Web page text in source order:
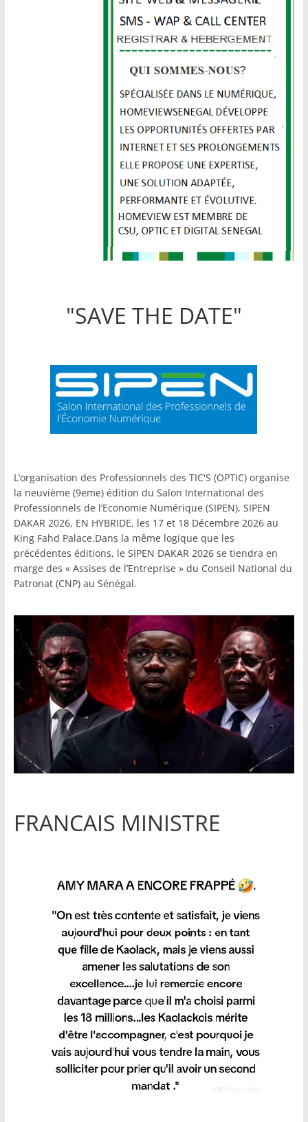
"SAVE THE DATE"
L’organisation des Professionnels des TIC'S (OPTIC) organise
la neuvième (9eme) édition du Salon International des
Professionnels de l’Economie Numérique (SIPEN), SIPEN
DAKAR 2026, EN HYBRIDE, les 17 et 18 Décembre 2026 au
King Fahd Palace.Dans la même logique que les
précédentes éditions, le SIPEN DAKAR 2026 se tiendra en
marge des « Assises de l’Entreprise » du Conseil National du
Patronat (CNP) au Sénégal.
FRANCAIS MINISTRE